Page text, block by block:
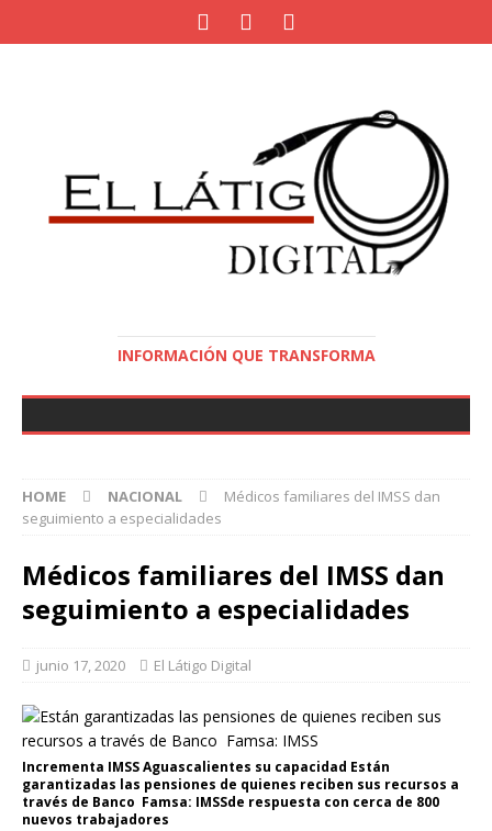
INFORMACIÓN QUE TRANSFORMA
HOME NACIONAL
Médicos familiares del IMSS dan
seguimiento a especialidades
Médicos familiares del IMSS dan
seguimiento a especialidades
junio 17, 2020 El Látigo Digital
Incrementa IMSS Aguascalientes su capacidad Están
garantizadas las pensiones de quienes reciben sus recursos a
través de Banco Famsa: IMSSde respuesta con cerca de 800
nuevos trabajadores